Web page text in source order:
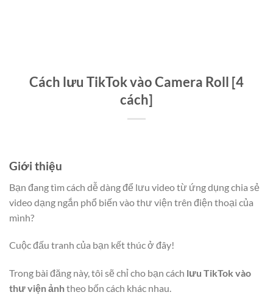
Cách lưu TikTok vào Camera Roll [4
cách]
Giới thiệu
Bạn đang tìm cách dễ dàng để lưu video từ ứng dụng chia sẻ
video dạng ngắn phổ biến vào thư viện trên điện thoại của
mình?
Cuộc đấu tranh của bạn kết thúc ở đây!
Trong bài đăng này, tôi sẽ chỉ cho bạn cách lưu TikTok vào
thư viện ảnhtheo bốn cách khác nhau.